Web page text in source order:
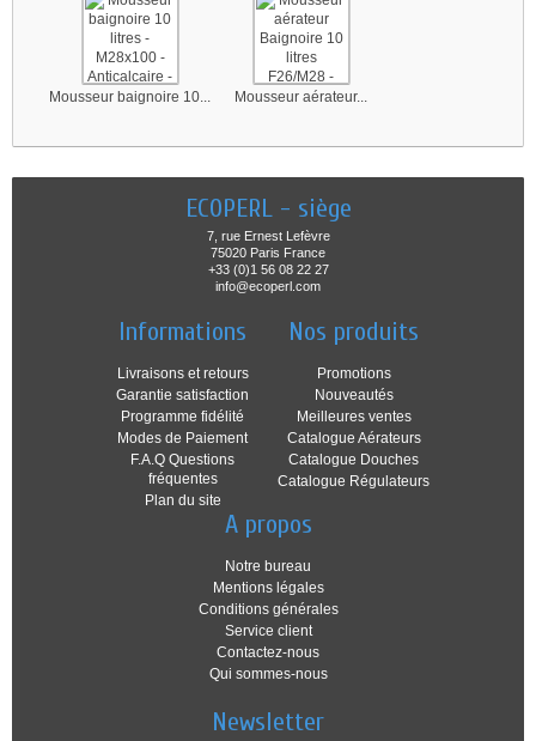
Mousseur baignoire 10... Mousseur aérateur...
ECOPERL - siège
7, rue Ernest Lefèvre
75020 Paris France
+33 (0)1 56 08 22 27
info@ecoperl.com
Informations
Livraisons et retours
Garantie satisfaction
Programme fidélité
Modes de Paiement
F.A.Q Questions
fréquentes
Plan du site
Nos produits
Promotions
Nouveautés
Meilleures ventes
Catalogue Aérateurs
Catalogue Douches
Catalogue Régulateurs
A propos
Notre bureau
Mentions légales
Conditions générales
Service client
Contactez-nous
Qui sommes-nous
Newsletter